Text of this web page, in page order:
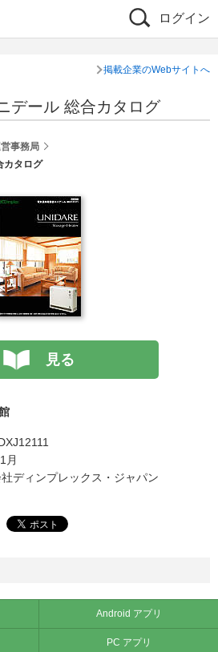
ログイン
掲載企業のWebサイトへ
デール 総合カタログ
事務局
カタログ
見る
月
ディンプレックス・ジャパン
Android アプリ
PC アプリ